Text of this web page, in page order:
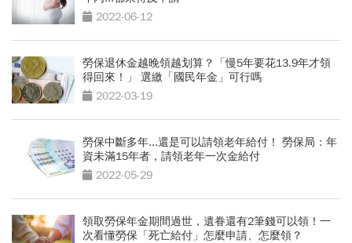
2022-06-12
勞保退休金越晚領越划算？「慢5年要花13.9年才領
得回來！」 選繳「國民年金」可行嗎
2022-03-19
勞保中斷多年...還是可以請領老年給付！ 勞保局：年
資未滿15年者，請領老年一次金給付
2022-05-29
領取勞保年金期間過世，遺眷還有2筆錢可以領！一
次看懂勞保「死亡給付」怎麼申請、怎麼領？